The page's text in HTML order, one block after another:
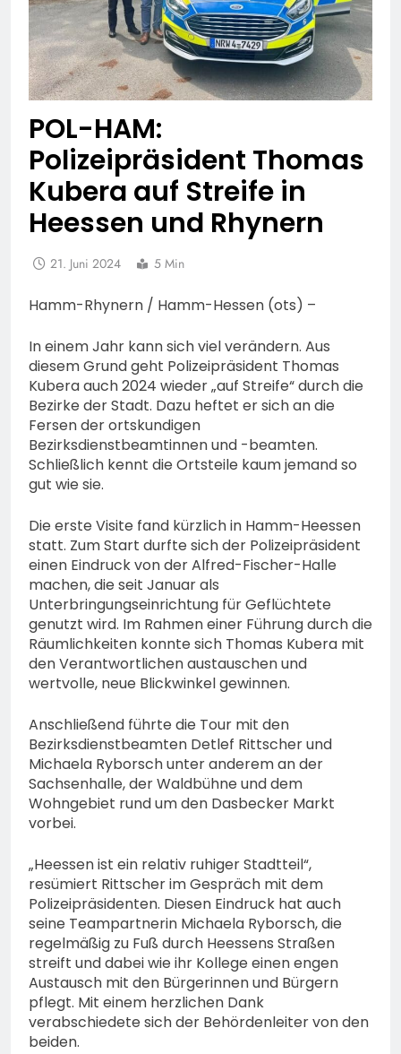
POL-HAM:
Polizeipräsident Thomas
Kubera auf Streife in
Heessen und Rhynern
21. Juni 2024 5 Min
Hamm-Rhynern / Hamm-Hessen (ots) –
In einem Jahr kann sich viel verändern. Aus
diesem Grund geht Polizeipräsident Thomas
Kubera auch 2024 wieder „auf Streife“ durch die
Bezirke der Stadt. Dazu heftet er sich an die
Fersen der ortskundigen
Bezirksdienstbeamtinnen und -beamten.
Schließlich kennt die Ortsteile kaum jemand so
gut wie sie.
Die erste Visite fand kürzlich in Hamm-Heessen
statt. Zum Start durfte sich der Polizeipräsident
einen Eindruck von der Alfred-Fischer-Halle
machen, die seit Januar als
Unterbringungseinrichtung für Geflüchtete
genutzt wird. Im Rahmen einer Führung durch die
Räumlichkeiten konnte sich Thomas Kubera mit
den Verantwortlichen austauschen und
wertvolle, neue Blickwinkel gewinnen.
Anschließend führte die Tour mit den
Bezirksdienstbeamten Detlef Rittscher und
Michaela Ryborsch unter anderem an der
Sachsenhalle, der Waldbühne und dem
Wohngebiet rund um den Dasbecker Markt
vorbei.
„Heessen ist ein relativ ruhiger Stadtteil“,
resümiert Rittscher im Gespräch mit dem
Polizeipräsidenten. Diesen Eindruck hat auch
seine Teampartnerin Michaela Ryborsch, die
regelmäßig zu Fuß durch Heessens Straßen
streift und dabei wie ihr Kollege einen engen
Austausch mit den Bürgerinnen und Bürgern
pflegt. Mit einem herzlichen Dank
verabschiedete sich der Behördenleiter von den
beiden.